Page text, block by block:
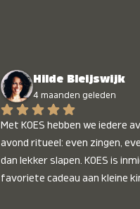
Hilde Bleijswijk
4 maanden geleden
Met KOES hebben we iedere
avond ritueel: even zingen,
dan lekker slapen. KOES is
favoriete cadeau aan kleine